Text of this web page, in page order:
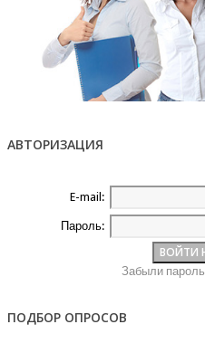
АВТОРИЗАЦИЯ
E-mail:
Пароль:
Забыли пароль
ПОДБОР ОПРОСОВ